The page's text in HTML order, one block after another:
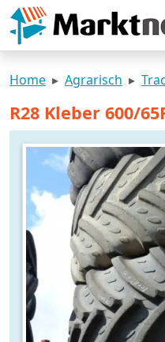
Home Agrarisch
R28 Kleber 600/